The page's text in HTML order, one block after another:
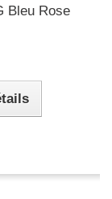
Bleu Rose